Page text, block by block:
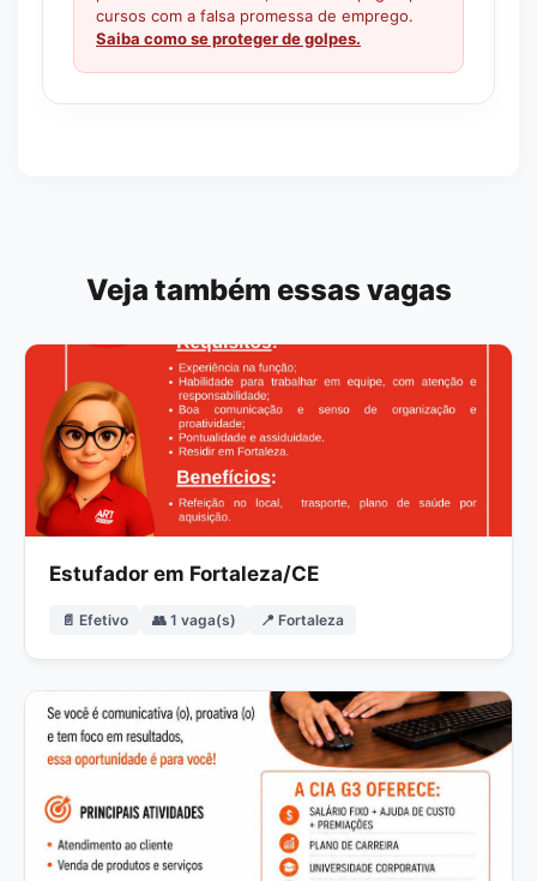
cursos com a falsa promessa de emprego.
Saiba como se proteger de golpes.
Veja também essas vagas
Estufador em Fortaleza/CE
📄 Efetivo 👥 1 vaga(s) 📍 Fortaleza